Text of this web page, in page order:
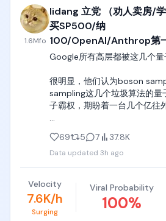
这个项目，就是后来谷歌的AI
现在回想起来，他觉得这才是
能重新找个技术出口搞点创造
如果就那样一直退休？
1.6Mfo
lidang 立党 （劝人卖房/
买SP500/纳
100/OpenAI/Anthrop第
Google所有高层都被这几个量
很明显，他们认为boson
sampling这几个垃圾算法的量
子霸权，期盼着一台几个亿往
爆发的真正节点，以及为什么
局。
可惜的是， 不仅Google所有
院工信部的一小部分人也被骗
一大堆光量子、超导等等各种
子计算机里实现boson
69 5 7 37.8K
Data updated 3h ago
Velocity
7.6K/h
Surging
Viral Probability
100%